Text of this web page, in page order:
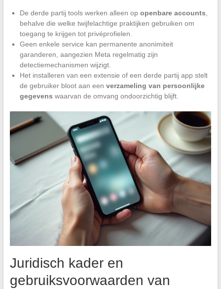
De derde partij tools werken alleen op openbare accounts
behalve die welke twijfelachtige praktijken gebruiken om
toegang te krijgen tot privéprofielen.
Geen enkele service kan permanente anonimiteit
garanderen, aangezien Meta regelmatig zijn
detectiemechanismen wijzigt.
Het installeren van een extensie of een derde partij app stelt
de gebruiker bloot aan een verzameling van persoonlijke
gegevens waarvan de omvang ondoorzichtig blijft.
Juridisch kader en
gebruiksvoorwaarden van